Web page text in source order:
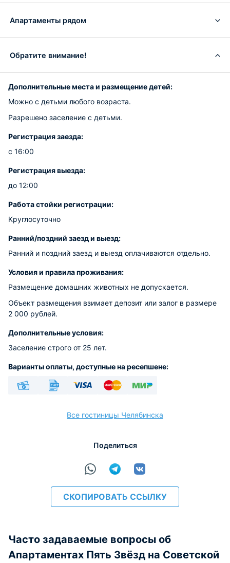
Апартаменты рядом
Обратите внимание!
Дополнительные места и размещение детей:
Можно с детьми любого возраста.
Разрешено заселение с детьми.
Регистрация заезда:
с 16:00
Регистрация выезда:
до 12:00
Работа стойки регистрации:
Круглосуточно
Ранний/поздний заезд и выезд:
Ранний и поздний заезд и выезд оплачиваются отдельно.
Условия и правила проживания:
Размещение домашних животных не допускается.
Объект размещения взимает депозит или залог в размере
2 000 рублей.
Дополнительные условия:
Заселение строго от 25 лет.
Варианты оплаты, доступные на ресепшене:
Все гостиницы Челябинска
Поделиться
СКОПИРОВАТЬ ССЫЛКУ
Часто задаваемые вопросы об
Апартаментах Пять Звёзд на Советской